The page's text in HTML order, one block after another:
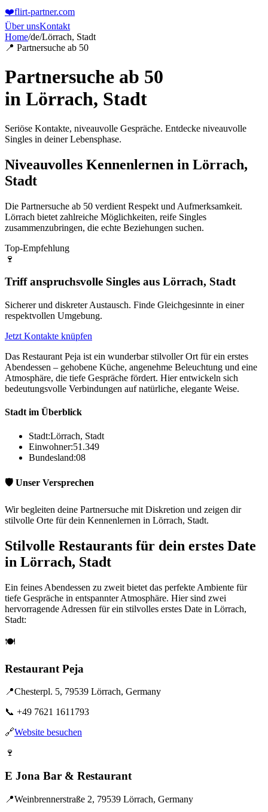
❤️flirt-partner.com
Über unsKontakt
Home/de/Lörrach, Stadt
📍 Partnersuche ab 50
Partnersuche ab 50
in Lörrach, Stadt
Seriöse Kontakte, niveauvolle Gespräche. Entdecke niveauvolle
Singles in deiner Lebensphase.
Niveauvolles Kennenlernen in Lörrach,
Stadt
Die Partnersuche ab 50 verdient Respekt und Aufmerksamkeit.
Lörrach bietet zahlreiche Möglichkeiten, reife Singles
zusammenzubringen, die echte Beziehungen suchen.
Top-Empfehlung
🍷
Triff anspruchsvolle Singles aus Lörrach, Stadt
Sicherer und diskreter Austausch. Finde Gleichgesinnte in einer
respektvollen Umgebung.
Jetzt Kontakte knüpfen
Das Restaurant Peja ist ein wunderbar stilvoller Ort für ein erstes
Abendessen – gehobene Küche, angenehme Beleuchtung und eine
Atmosphäre, die tiefe Gespräche fördert. Hier entwickeln sich
bedeutungsvolle Verbindungen auf natürliche, elegante Weise.
Stadt im Überblick
Stadt:Lörrach, Stadt
Einwohner:51.349
Bundesland:08
🛡️ Unser Versprechen
Wir begleiten deine Partnersuche mit Diskretion und zeigen dir
stilvolle Orte für dein Kennenlernen in Lörrach, Stadt.
Stilvolle Restaurants für dein erstes Date
in Lörrach, Stadt
Ein feines Abendessen zu zweit bietet das perfekte Ambiente für
tiefe Gespräche in entspannter Atmosphäre. Hier sind zwei
hervorragende Adressen für ein stilvolles erstes Date in Lörrach,
Stadt:
🍽️
Restaurant Peja
📍Chesterpl. 5, 79539 Lörrach, Germany
📞 +49 7621 1611793
🔗Website besuchen
🍷
E Jona Bar & Restaurant
📍Weinbrennerstraße 2, 79539 Lörrach, Germany